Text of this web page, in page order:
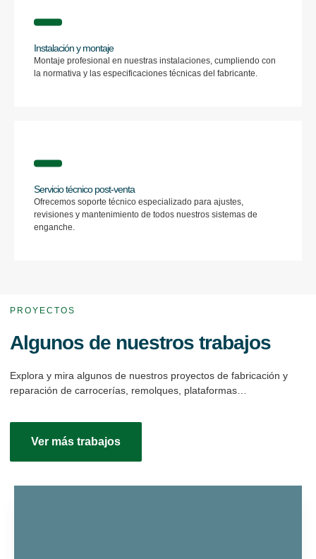
Instalación y montaje
Montaje profesional en nuestras instalaciones, cumpliendo con
la normativa y las especificaciones técnicas del fabricante.
Servicio técnico post-venta
Ofrecemos soporte técnico especializado para ajustes,
revisiones y mantenimiento de todos nuestros sistemas de
enganche.
PROYECTOS
Algunos de nuestros trabajos
Explora y mira algunos de nuestros proyectos de fabricación y
reparación de carrocerías, remolques, plataformas…
Ver más trabajos